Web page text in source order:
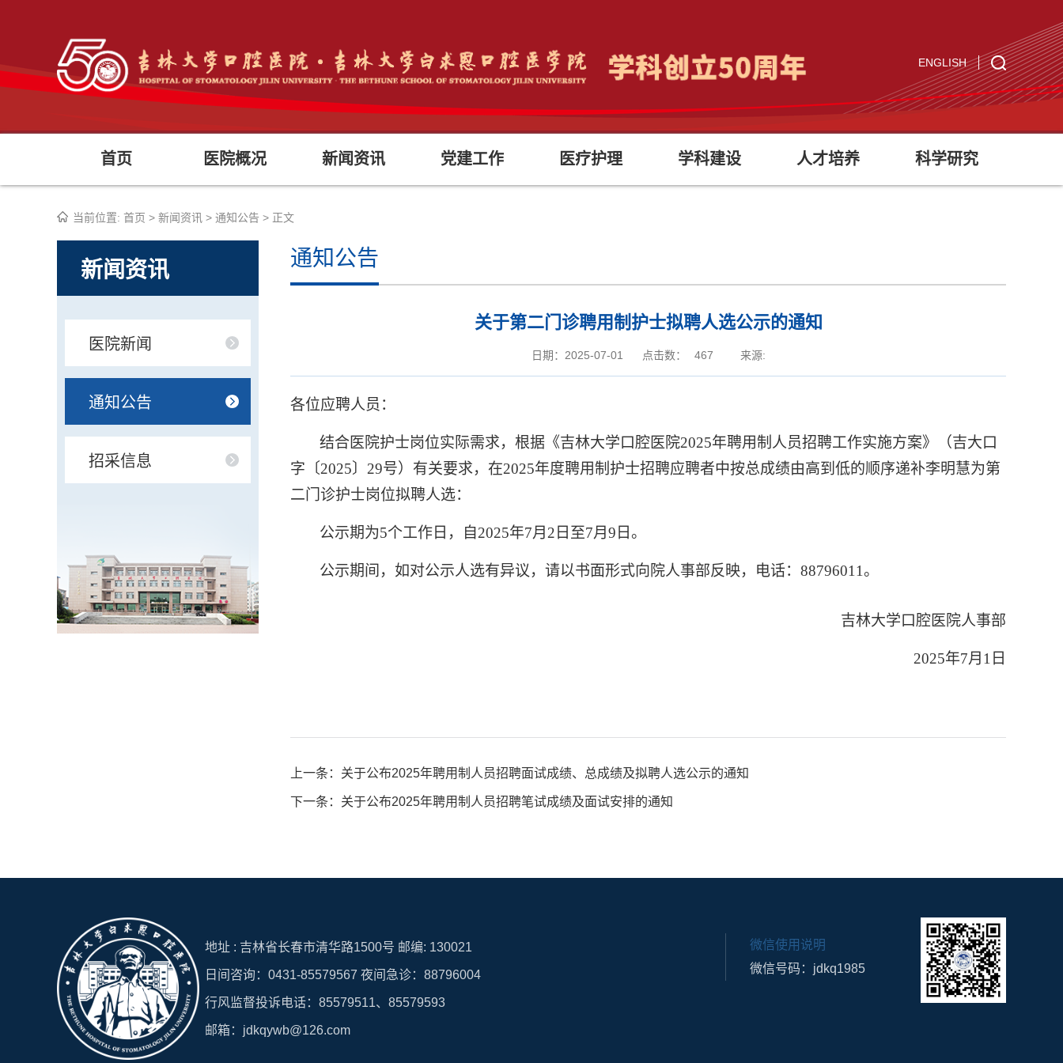
ENGLISH
首页 医院概况 新闻资讯 党建工作 医疗护理 学科建设 人才培养 科学研究
当前位置: 首页 > 新闻资讯 > 通知公告 > 正文
新闻资讯
医院新闻
通知公告
招采信息
通知公告
关于第二门诊聘用制护士拟聘人选公示的通知
日期：2025-07-01 点击数： 467 来源:
各位应聘人员：
结合医院护士岗位实际需求，根据《吉林大学口腔医院2025年聘用制人员招聘工作实施方案》（吉大口
字〔2025〕 29号）有关要求，在2025年度聘用制护士招聘应聘者中按总成绩由高到低的顺序递补李明慧为第
二门诊护士岗位拟聘人选：
公示期为5个工作日，自 2025年7月 2 日至7月 9 日。
公示期间，如对公示人选有异议，请以书面形式向院人事部反映，电话： 88796011 。
吉林大学口腔医院人事部
2025年7月 1 日
上一条：关于公布2025年聘用制人员招聘面试成绩、总成绩及拟聘人选公示的通知
下一条：关于公布2025年聘用制人员招聘笔试成绩及面试安排的通知
地址 : 吉林省长春市清华路1500号 邮编: 130021
日间咨询：0431-85579567 夜间急诊：88796004
行风监督投诉电话：85579511、85579593
邮箱：jdkqywb@126.com
微信使用说明
微信号码：jdkq1985